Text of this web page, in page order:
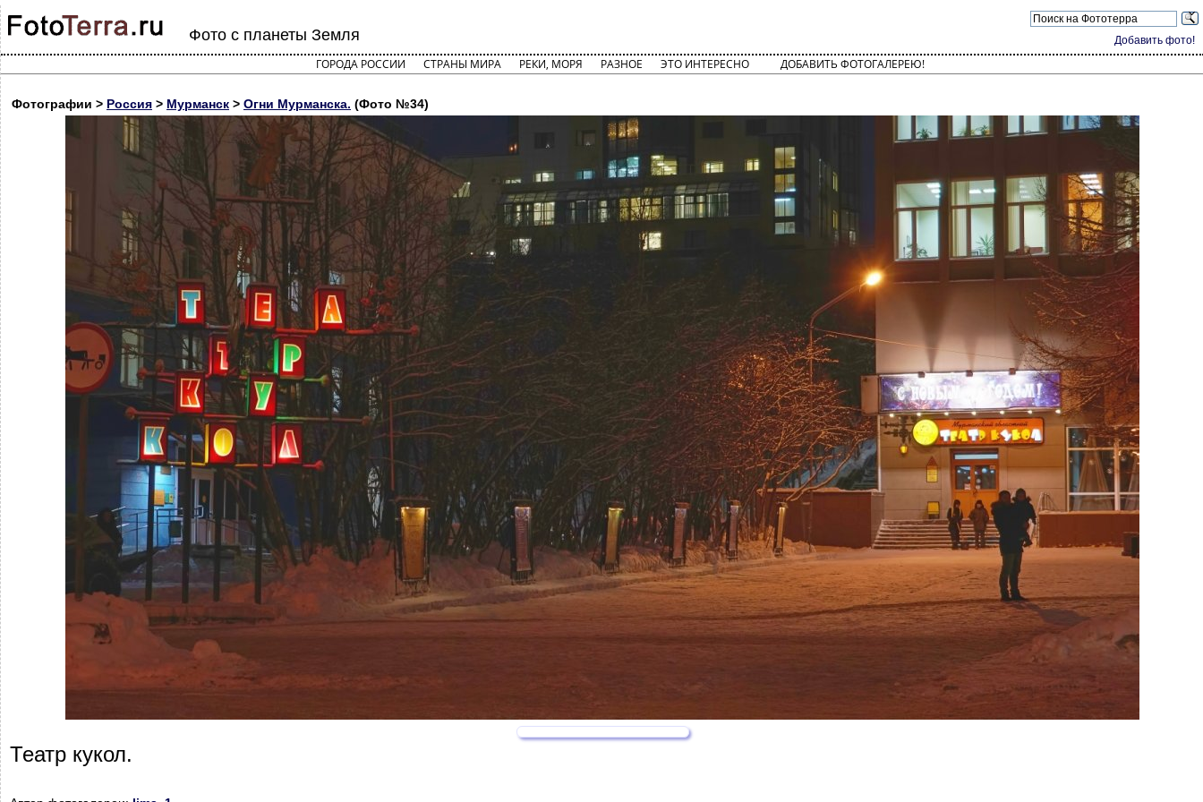
Добавить фото!
Фото с планеты Земля
ГОРОДА РОССИИ СТРАНЫ МИРА РЕКИ, МОРЯ РАЗНОЕ ЭТО ИНТЕРЕСНО ДОБАВИТЬ ФОТОГАЛЕРЕЮ!
Фотографии > Россия > Мурманск > Огни Мурманска. (Фото №34)
Театр кукол.